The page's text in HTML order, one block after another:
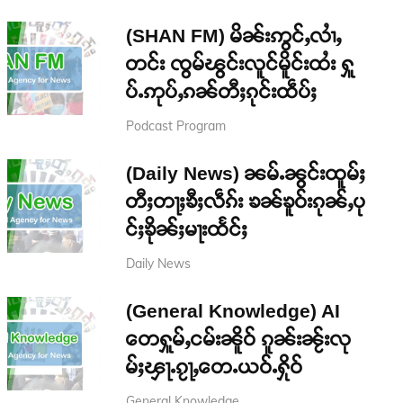
(SHAN FM) မိၼ်းဢွင်ႇလၢႆႇ
တင်း ၸွမ်ၽွင်းလူင်မိူင်းထႆး ႁူ
ပ်ႉဢုပ်ႇၵၼ်တီႈၵုင်းထဵပ်ႈ
Podcast Program
(Daily News) ၼမ်ႉၼွင်းထူမ်ႈ
တီႈတႃႈၶီႈလဵၵ်း ၶၼ်ၶူဝ်းၵုၼ်ႇပု
င်ႈၶိုၼ်ႈမႃးထႅင်ႈ
Daily News
(General Knowledge) AI
တေႁူမ်ႇငမ်းၼိူဝ် ၵူၼ်းၼႂ်းလု
မ်ႈၾႃႉၵႂႃႇတေႉယဝ်ႉႁိုဝ်